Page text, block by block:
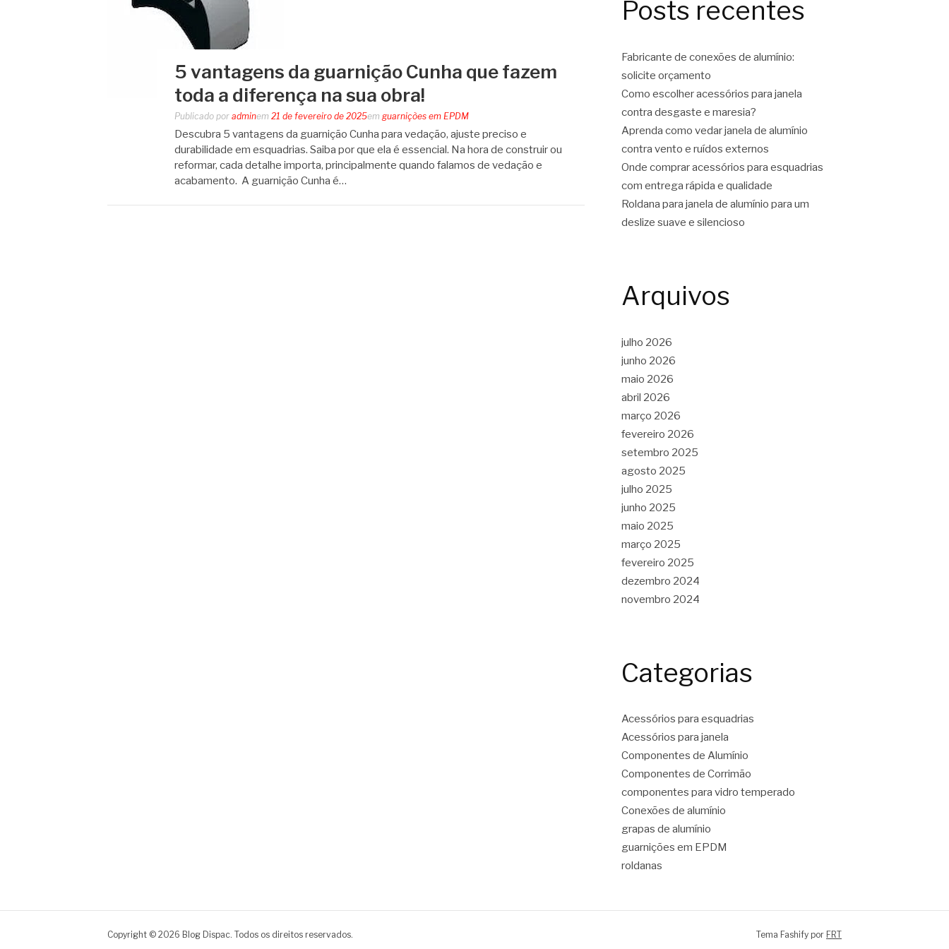
5 vantagens da guarnição Cunha que fazem
toda a diferença na sua obra!
Publicado por adminem 21 de fevereiro de 2025em guarnições em EPDM
Descubra 5 vantagens da guarnição Cunha para vedação, ajuste preciso e
durabilidade em esquadrias. Saiba por que ela é essencial. Na hora de construir ou
reformar, cada detalhe importa, principalmente quando falamos de vedação e
acabamento. A guarnição Cunha é…
Posts recentes
Fabricante de conexões de alumínio:
solicite orçamento
Como escolher acessórios para janela
contra desgaste e maresia?
Aprenda como vedar janela de alumínio
contra vento e ruídos externos
Onde comprar acessórios para esquadrias
com entrega rápida e qualidade
Roldana para janela de alumínio para um
deslize suave e silencioso
Arquivos
julho 2026
junho 2026
maio 2026
abril 2026
março 2026
fevereiro 2026
setembro 2025
agosto 2025
julho 2025
junho 2025
maio 2025
março 2025
fevereiro 2025
dezembro 2024
novembro 2024
Categorias
Acessórios para esquadrias
Acessórios para janela
Componentes de Alumínio
Componentes de Corrimão
componentes para vidro temperado
Conexões de alumínio
grapas de alumínio
guarnições em EPDM
roldanas
Copyright © 2026 Blog Dispac. Todos os direitos reservados. Tema Fashify por FRT